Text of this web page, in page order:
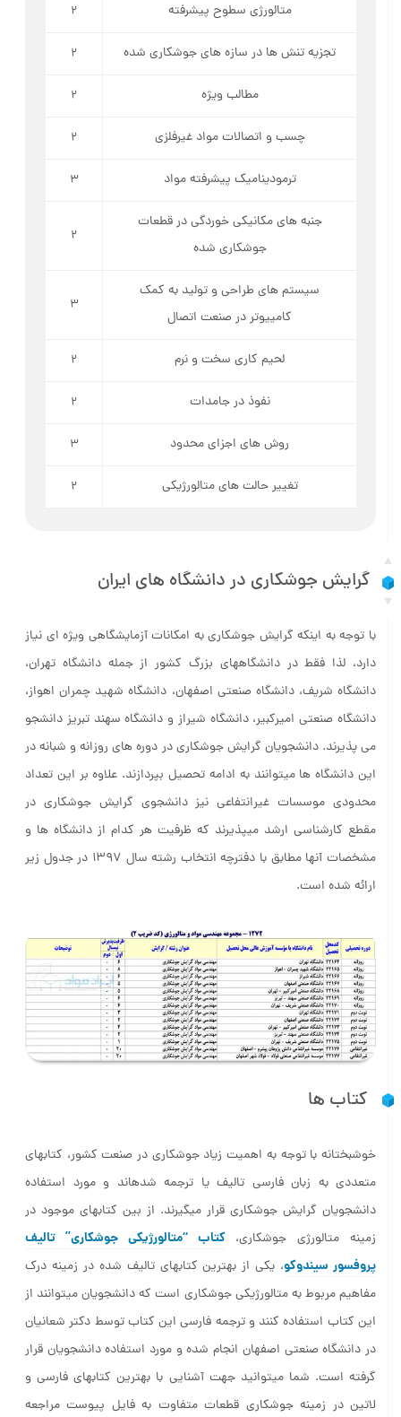
متالورژی سطوح پیشرفته 2
تجزیه تنش­ ها در سازه­ های جوشکاری شده 2
مطالب ویژه 2
چسب و اتصالات مواد غیرفلزی 2
ترمودینامیک پیشرفته مواد 3
جنبه ­های مکانیکی خوردگی در قطعات
جوشکاری شده
2
سیستم ­های طراحی و تولید به کمک
کامییوتر در صنعت اتصال
3
لحیم ­کاری سخت و نرم 2
نفوذ در جامدات 2
روش­ های اجزای محدود 3
تغییر حالت­ های متالورژیکی 2
گرایش جوشکاری در دانشگاه­ های ایران
با توجه به اینکه گرایش جوشکاری به امکانات آزمایشگاهی ویژه ای نیاز
دارد، لذا فقط در دانشگاههای بزرگ کشور از جمله دانشگاه تهران،
دانشگاه شریف، دانشگاه صنعتی اصفهان، دانشگاه شهید چمران اهواز،
دانشگاه صنعتی امیرکبیر، دانشگاه شیراز و دانشگاه سهند تبریز دانشجو
می پذیرند. دانشجویان گرایش جوشکاری در دوره های روزانه و شبانه در
این دانشگاه ها میتوانند به ادامه تحصیل بپردازند. علاوه بر این تعداد
محدودی موسسات غیرانتفاعی نیز دانشجوی گرایش جوشکاری در
مقطع کارشناسی ارشد میپذیرند که ظرفیت هر کدام از دانشگاه ها و
مشخصات آنها مطابق با دفترچه انتخاب رشته سال ۱۳۹۷ در جدول زیر
ارائه شده است.
کتاب ها
خوشبختانه با توجه به اهمیت زیاد جوشکاری در صنعت کشور، کتابهای
متعددی به زبان فارسی تالیف یا ترجمه شدهاند و مورد استفاده
دانشجویان گرایش جوشکاری قرار میگیرند. از بین کتابهای موجود در
زمینه متالورژی جوشکاری،کتاب “متالورژیکی جوشکاری” تالیف
پروفسور سیندوکو، یکی از بهترین کتابهای تالیف شده در زمینه درک
مفاهیم مربوط به متالورژیکی جوشکاری است که دانشجویان میتوانند از
این کتاب استفاده کنند و ترجمه فارسی این کتاب توسط دکتر شعانیان
در دانشگاه صنعتی اصفهان انجام شده و مورد استفاده دانشجویان قرار
گرفته است. شما میتوانید جهت آشنایی با بهترین کتابهای فارسی و
لاتین در زمینه جوشکاری قطعات متفاوت به فایل پیوست مراجعه